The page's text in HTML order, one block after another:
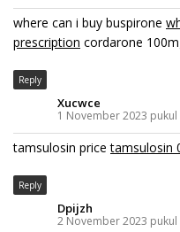
where can i buy buspirone
prescription cordarone
Reply
Xucwce
1 November 2023 pukul
tamsulosin pricetamsulosin
Reply
Dpijzh
2 November 2023 pukul